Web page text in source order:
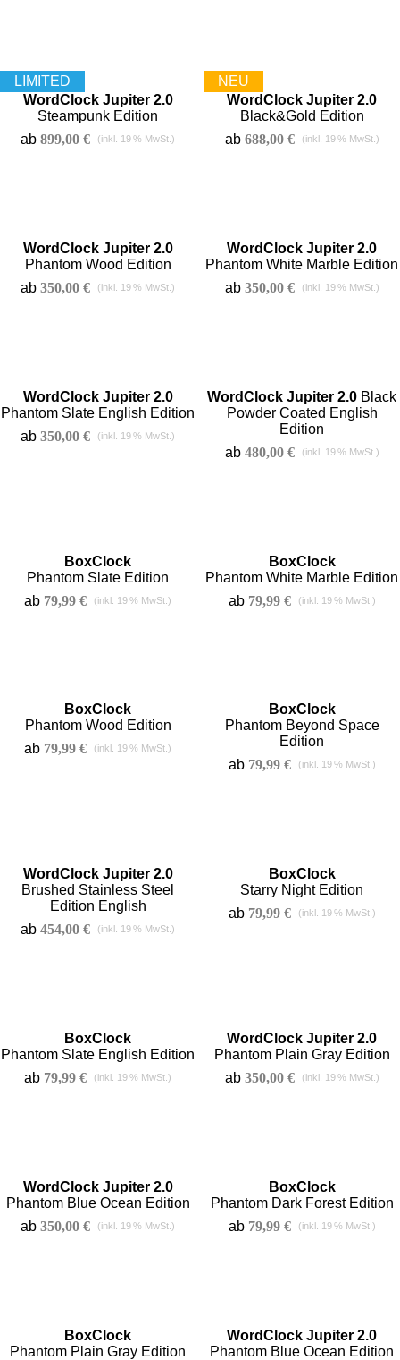
WordClock Jupiter 2.0
Steampunk Edition
ab899,00€
WordClock Jupiter 2.0
Black&Gold Edition
ab 688,00 €
WordClock Jupiter 2.0
Phantom Wood Edition
ab350,00€
WordClock Jupiter 2.0
Phantom White Marble Edition
ab 350,00 €
WordClock Jupiter 2.0
Phantom Slate English Edition
ab350,00€
WordClock Jupiter 2.0 Black
Powder Coated English
Edition
ab 480,00 €
BoxClock
Phantom Slate Edition
ab 79,99€
BoxClock
Phantom White Marble Edition
ab 79,99 €
BoxClock
Phantom Wood Edition
ab 79,99€
BoxClock
Phantom Beyond Space
Edition
ab 79,99 €
WordClock Jupiter 2.0
Brushed Stainless Steel
Edition English
ab454,00€
BoxClock
Starry Night Edition
ab 79,99 €
BoxClock
Phantom Slate English Edition
ab 79,99€
WordClock Jupiter 2.0
Phantom Plain Gray Edition
ab 350,00 €
WordClock Jupiter 2.0
Phantom Blue Ocean Edition
ab350,00€
BoxClock
Phantom Dark Forest Edition
ab 79,99 €
BoxClock
Phantom Plain Gray Edition
WordClock Jupiter 2.0
Phantom Blue Ocean Edition